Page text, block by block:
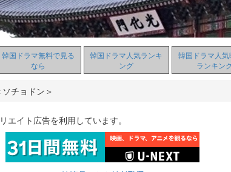
韓国ドラマ無料で見る
なら
韓国ドラマ人気ランキ
ング
韓国ドラマ人気
ランキン
チョドン＞
エイト広告を利用しています。